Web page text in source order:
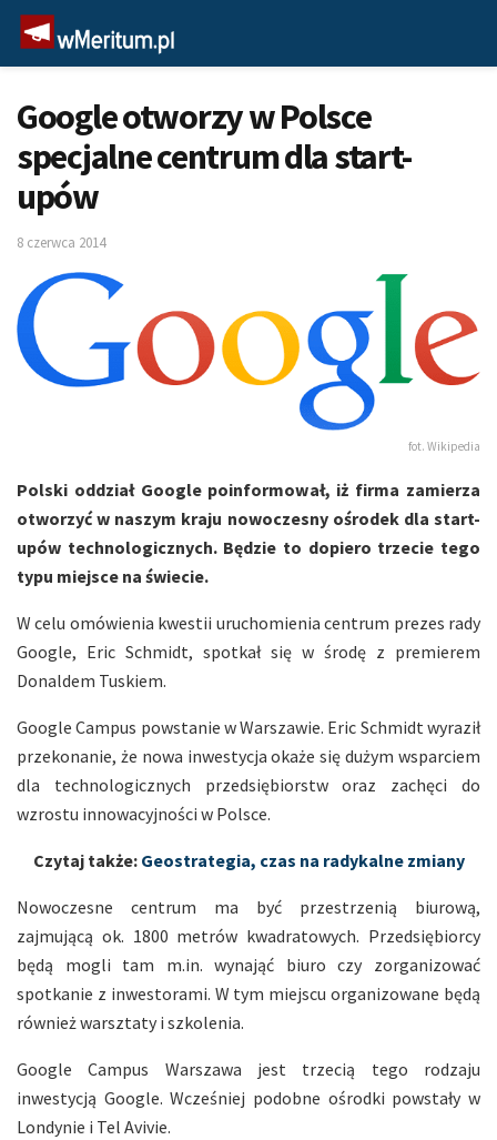
Google otworzy w Polsce
specjalne centrum dla start-
upów
8 czerwca 2014
fot. Wikipedia
Polski oddział Google poinformował, iż firma zamierza
otworzyć w naszym kraju nowoczesny ośrodek dla start-
upów technologicznych. Będzie to dopiero trzecie tego
typu miejsce na świecie.
W celu omówienia kwestii uruchomienia centrum prezes rady
Google, Eric Schmidt, spotkał się w środę z premierem
Donaldem Tuskiem.
Google Campus powstanie w Warszawie. Eric Schmidt wyraził
przekonanie, że nowa inwestycja okaże się dużym wsparciem
dla technologicznych przedsiębiorstw oraz zachęci do
wzrostu innowacyjności w Polsce.
Czytaj także: Geostrategia, czas na radykalne zmiany
Nowoczesne centrum ma być przestrzenią biurową,
zajmującą ok. 1800 metrów kwadratowych. Przedsiębiorcy
będą mogli tam m.in. wynająć biuro czy zorganizować
spotkanie z inwestorami. W tym miejscu organizowane będą
również warsztaty i szkolenia.
Google Campus Warszawa jest trzecią tego rodzaju
inwestycją Google. Wcześniej podobne ośrodki powstały w
Londynie i Tel Avivie.